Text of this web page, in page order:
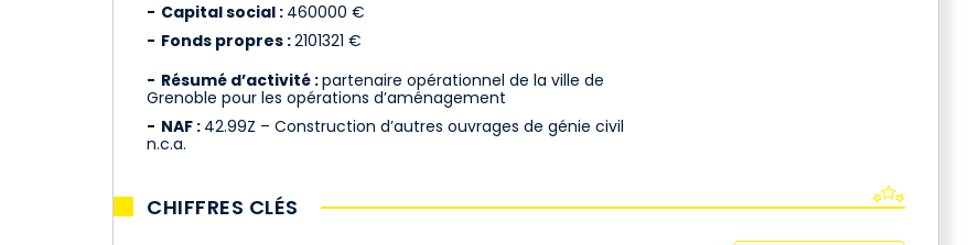
Capital social : 460000 €
Fonds propres :2101321 €
Résumé d’activité :partenaire opérationnel de la ville de
Grenoble pour les opérations d’aménagement
NAF : 42.99Z – Construction d’autres ouvrages de génie civil
n.c.a.
CHIFFRES CLÉS